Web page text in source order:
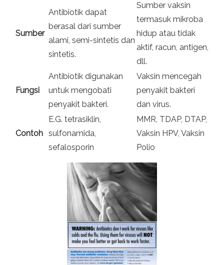
Sumber
Antibiotik dapat
berasal dari sumber
alami, semi-sintetis dan
sintetis.
Sumber vaksin
termasuk mikroba
hidup atau tidak
aktif, racun, antigen,
dll.
Fungsi
Antibiotik digunakan
untuk mengobati
penyakit bakteri.
Vaksin mencegah
penyakit bakteri
dan virus.
Contoh
E.G. tetrasiklin,
sulfonamida,
sefalosporin
MMR, TDAP, DTAP,
Vaksin HPV, Vaksin
Polio